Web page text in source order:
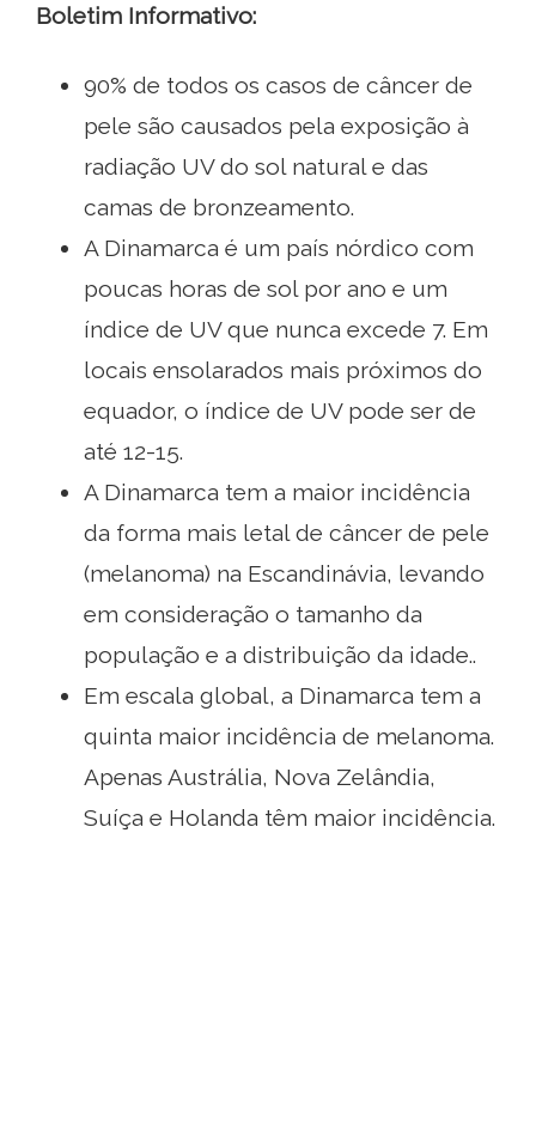
Boletim Informativo:
90% de todos os casos de câncer de
pele são causados ​​pela exposição à
radiação UV do sol natural e das
camas de bronzeamento.
A Dinamarca é um país nórdico com
poucas horas de sol por ano e um
índice de UV que nunca excede 7. Em
locais ensolarados mais próximos do
equador, o índice de UV pode ser de
até 12-15.
A Dinamarca tem a maior incidência
da forma mais letal de câncer de pele
(melanoma) na Escandinávia, levando
em consideração o tamanho da
população e a distribuição da idade..
Em escala global, a Dinamarca tem a
quinta maior incidência de melanoma.
Apenas Austrália, Nova Zelândia,
Suíça e Holanda têm maior incidência.